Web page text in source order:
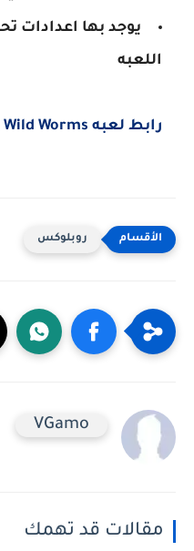
يوجد بها اعدادات
اللعبه
رابط لعبه Wild Worms (الديدان البريه)
روبلوكس
VGamo
مقالات قد تهمك